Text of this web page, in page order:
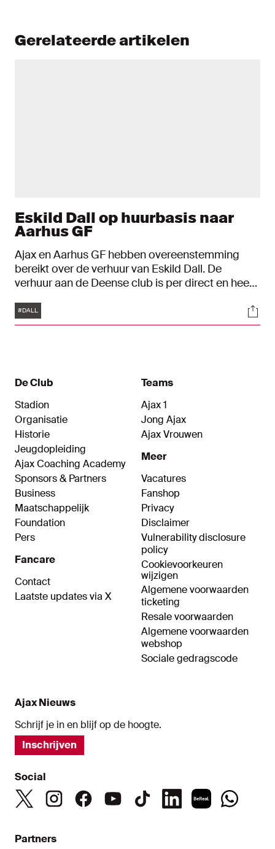
Gerelateerde artikelen
Eskild Dall op huurbasis naar
Aarhus GF
Ajax en Aarhus GF hebben overeenstemming
bereikt over de verhuur van Eskild Dall. De
verhuur aan de Deense club is per direct en heeft
verhuur is ook een optie tot koop opgenomen
voor Aarhus GF. Het contract van de 19-jarige
Tags
#DALL
De Club
Stadion
Organisatie
Historie
Jeugdopleiding
Ajax Coaching Academy
Sponsors & Partners
Business
Maatschappelijk
Foundation
Pers
Fancare
Contact
Laatste updates via X
Teams
Ajax 1
Jong Ajax
Ajax Vrouwen
Meer
Vacatures
Fanshop
Privacy
Disclaimer
Vulnerability disclosure
policy
Cookievoorkeuren
wijzigen
Algemene voorwaarden
ticketing
Resale voorwaarden
Algemene voorwaarden
webshop
Sociale gedragscode
Ajax Nieuws
Schrijf je in en blijf op de hoogte.
Inschrijven
Social
Partners